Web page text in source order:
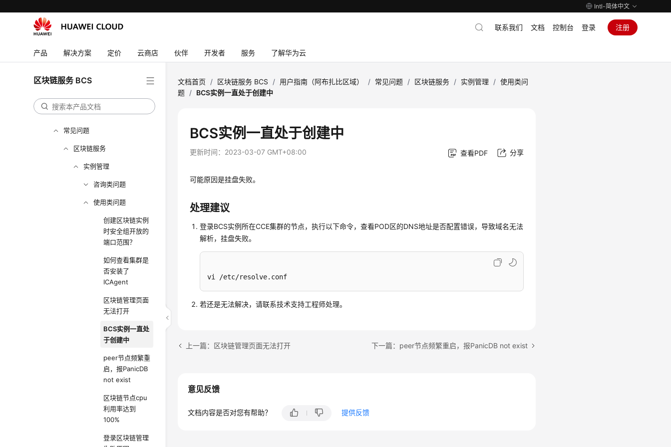
Intl-简体中文
产品 解决方案 定价 云商店 伙伴 开发者 服务 了解华为云
联系我们 文档 控制台 登录 注册
区块链服务 BCS
常见问题
视频帮助
产品介绍
Hyperledger Fabric增强版管
理
常见问题
区块链服务
实例管理
咨询类问题
使用类问题
创建区块链实例
时安全组开放的
端口范围？
如何查看集群是
否安装了
ICAgent
区块链管理页面
无法打开
BCS实例一直处
于创建中
peer节点频繁重
启，报PanicDB
not exist
区块链节点cpu
利用率达到
100%
登录区块链管理
文档首页 / 区块链服务 BCS / 用户指南（阿布扎比区域） / 常见问题 / 区块链服务 / 实例管理 / 使用类问
题 / BCS实例一直处于创建中
BCS实例一直处于创建中
更新时间： 2023-03-07 GMT+08:00 查看PDF 分享
可能原因是挂盘失败。
处理建议
登录BCS实例所在CCE集群的节点，执行以下命令，查看POD区的DNS地址是否配置错误，导致域名无法
解析，挂盘失败。
vi /etc/resolve.conf
若还是无法解决，请联系技术支持工程师处理。
上一篇：区块链管理页面无法打开 下一篇：peer节点频繁重启，报PanicDB not exist
意见反馈
文档内容是否对您有帮助？ 提供反馈